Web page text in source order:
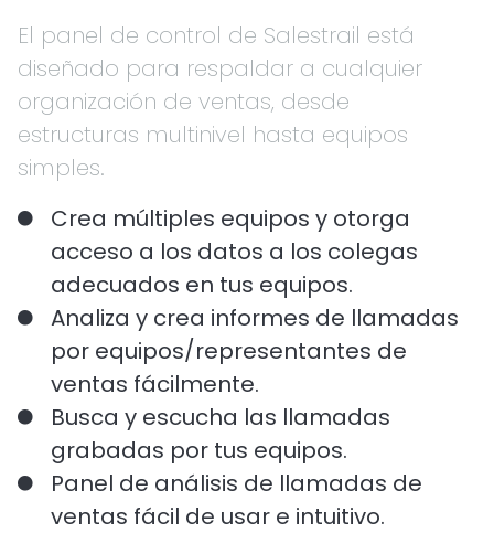
El panel de control de Salestrail está
diseñado para respaldar a cualquier
organización de ventas, desde
estructuras multinivel hasta equipos
simples.
Crea múltiples equipos y otorga
acceso a los datos a los colegas
adecuados en tus equipos.
Analiza y crea informes de llamadas
por equipos/representantes de
ventas fácilmente.
Busca y escucha las llamadas
grabadas por tus equipos.
Panel de análisis de llamadas de
ventas fácil de usar e intuitivo.